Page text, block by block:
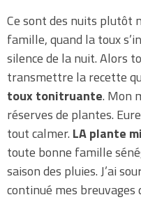
Ce sont des nuits plutôt
famille, quand la toux
silence de la nuit. Alors
transmettre la recette
toux tonitruante. Mon
réserves de plantes.
tout calmer. LA plante
toute bonne famille
saison des pluies. J’ai
continué mes breuvages